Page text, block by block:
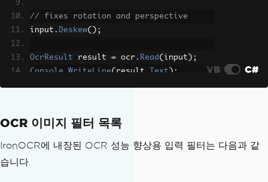
// fixes rotation and perspective
input . Deskew();
OcrResult result = ocr . Read ( input );
Console
WriteLine( result Text ); VB C#
OCR 이미지 필터 목록
IronOCR에 내장된 OCR 성능 향상용 입력 필터는 다음과 같
습니다.